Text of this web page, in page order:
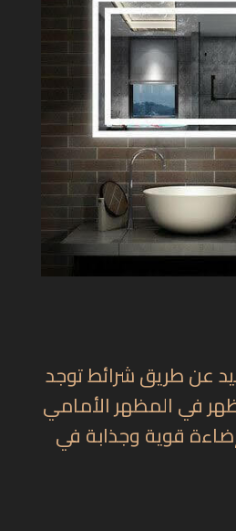
عن طريق شرائط توجد
في المظهر الأمامي
إضاءة قوية وجذابة في